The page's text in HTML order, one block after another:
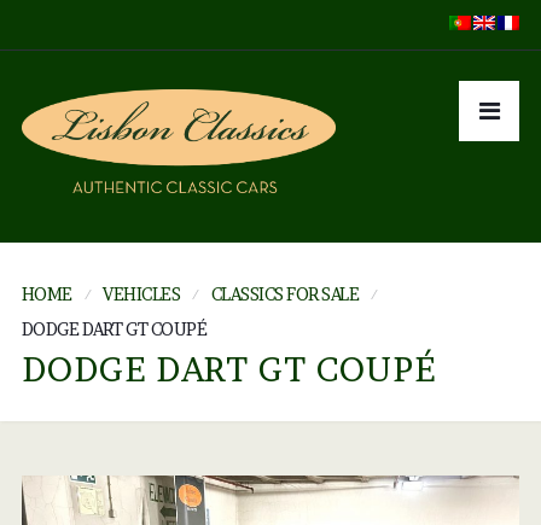
HOME VEHICLES
CLASSICS FOR SALE
DODGE DART GT COUPÉ
DODGE DART GT COUPÉ